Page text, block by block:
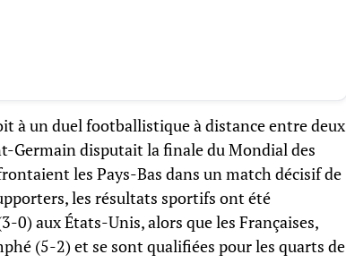
à un duel footballistique à distance entre deux
Germain disputait la finale du Mondial des
les Pays-Bas dans un match décisif de
les résultats sportifs ont été
0) aux États-Unis, alors que les Françaises,
(5-2) et se sont qualifiées pour les quarts de